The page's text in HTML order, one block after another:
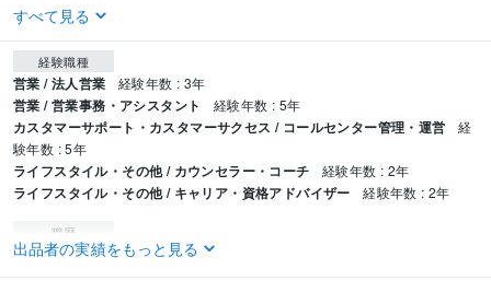
すべて見る
経験職種
営業 / 法人営業 経験年数 : 3年
営業 / 営業事務・アシスタント 経験年数 : 5年
カスタマーサポート・カスタマーサクセス / コールセンター管理・運営
経
験年数 : 5年
ライフスタイル・その他 / カウンセラー・コーチ 経験年数 : 2年
ライフスタイル・その他 / キャリア・資格アドバイザー 経験年数 : 2年
職歴
心のおかえり～花恩～ 2021年12月 ~ 現在
株式会社ウェルファン 2015年2月 ~ 2020年7月
出品者の実績をもっと見る